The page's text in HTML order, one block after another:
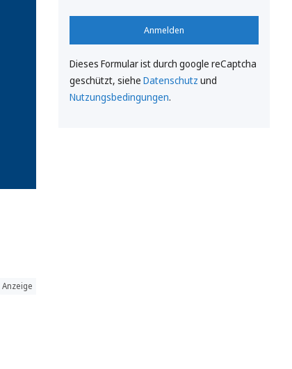
Anzeige
Anmelden
Dieses Formular ist durch google reCaptcha
geschützt, siehe Datenschutz und
Nutzungsbedingungen.